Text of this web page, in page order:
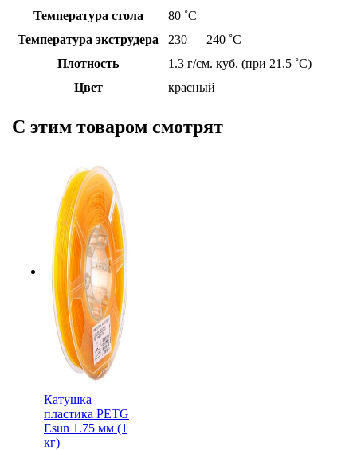
Температура стола
80 ˚C
Температура экструдера
230 — 240 ˚C
Плотность
1.3 г/см. куб. (при 21.5 ˚C)
Цвет
красный
C этим товаром смотрят
Катушка
пластика PETG
Esun 1.75 мм (1
кг)